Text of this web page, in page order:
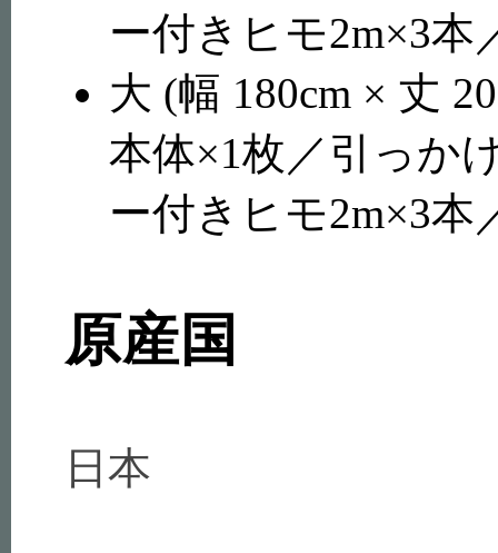
ー付きヒモ2m×3本
大 (幅 180cm × 丈
本体×1枚／引っか
ー付きヒモ2m×3本
原産国
日本